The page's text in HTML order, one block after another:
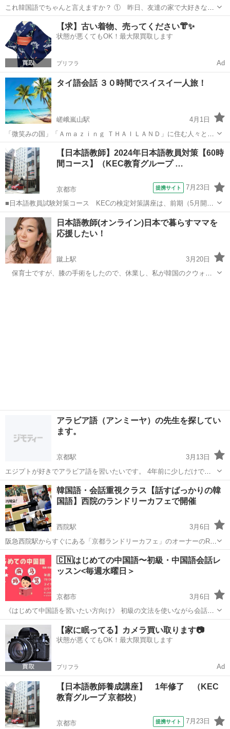
これ韓国語でちゃんと言えますか？ ① 昨日、友達の家で大好きな韓
国ドラマを見ました。 ② 来週の金曜日に、彼と一緒にソウルで美味
しい韓国料理を食べます。 どうですか？ 今まで500人程の無料体験レ
ッス...
京都 韓国語 ハングル
【求】古い着物、売ってください👘✨
状態が悪くてもOK！最大限買取します
プリフラ Ad
タイ語会話 ３０時間でスイスイ一人旅！
嵯峨嵐山駅
4月1日
「微笑みの国」「Ａｍａｚｉｎｇ ＴＨＡＩＬＡＮＤ」に住む人々と、
タイ語で言葉を交わせたら！ あの、はじけるような笑顔が返ってくる
ことでしょう。 タイの人々ともっと心通わすことが出来たなら！ あな
たにとってのタイの魅力は...
京都 京都市 嵯峨嵐山駅 レッスン
【日本語教師】2024年日本語教員対策【60時
間コース】（KEC教育グループ …
京都市 提携サイト 7月23日
■日本語教員試験対策コース KECの検定対策講座は、前期（5月開
始）と後期（8月開始）の2種類の時期があり、前期には、■水曜30時
間コースと■日曜30時間コースの2コース■前期60時間と後期30時間を
加えた90時間コースも選...
京都 京都市 その他
日本語教師(オンライン)日本で暮らすママを
応援したい！
蹴上駅
3月20日
保育士ですが、膝の手術をしたので、休業し、私が韓国のクウォー
アラビア語（アンミーヤ）の先生を探してい
ます。
京都駅
3月13日
エジプトが好きでアラビア語を習いたいです。 4年前に少しだけです
が、エジプト人女性からアラビア語を習っていました。 コロナの影響
で帰国されてしまったため新しくアラビア語を教えてくださる先生を
探しています。 女性の方希望です...
京都 京都市 京都駅 その他 アラビア語
韓国語・会話重視クラス【話すばっかりの韓
国語】西院のランドリーカフェで開催
西院駅
3月6日
阪急西院駅からすぐにある「京都ランドリーカフェ」のオーナーのRie
と申します。 韓国語に約１０年間、仕事をして暮らしてきた経験を活
かし、 地域のコミュニティづくりの一環で、韓国語の学習を推進して
います。 私のクラス...
京都 京都市 西院駅 韓国語 コミュニティ
🇨🇳はじめての中国語〜初級・中国語会話レ
ッスン<毎週水曜日＞
京都市
3月6日
《はじめて中国語を習いたい方向け》 初級の文法を使いながら会話ク
ラス開講！ アットホームな雰囲気が自慢のカフェ語学講座です‼️ 中国
語MEET UPで長年フリートーキングをしてきた ロウサ先生が今年の
秋、完全...
京都 京都市 中国語 CAFE
【家に眠ってる】カメラ買い取ります📷
状態が悪くてもOK！最大限買取します
プリフラ Ad
【日本語教師養成講座】 1年修了 （KEC
教育グループ 京都校）
京都市 提携サイト 7月23日